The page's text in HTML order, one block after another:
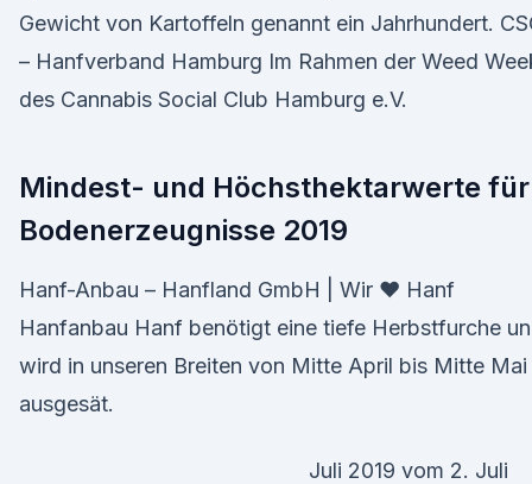
Gewicht von Kartoffeln genannt ein Jahrhundert.
– Hanfverband Hamburg Im Rahmen der Weed
des Cannabis Social Club Hamburg e.V.
Mindest- und Höchsthektarwerte für
Bodenerzeugnisse 2019
Hanf-Anbau – Hanfland GmbH | Wir ♥ Hanf
Hanfanbau Hanf benötigt eine tiefe Herbstfurche
wird in unseren Breiten von Mitte April bis Mitte Mai
ausgesät.
Juli 2019 vom 2. Juli